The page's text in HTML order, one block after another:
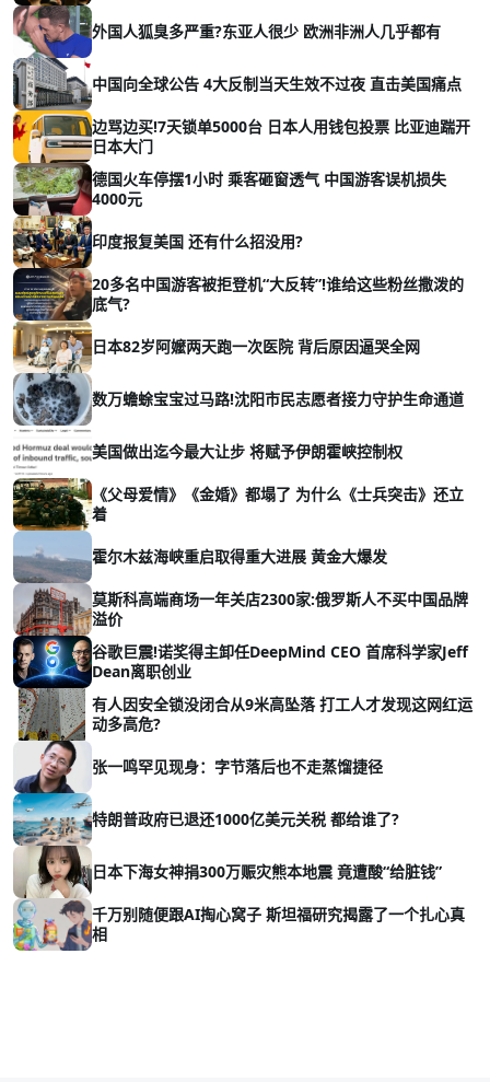
外国人狐臭多严重?东亚人很少 欧洲非洲人几乎都有
中国向全球公告 4大反制当天生效不过夜 直击美国痛点
边骂边买!7天锁单5000台 日本人用钱包投票 比亚迪踹开
日本大门
德国火车停摆1小时 乘客砸窗透气 中国游客误机损失
4000元
印度报复美国 还有什么招没用?
20多名中国游客被拒登机“大反转”!谁给这些粉丝撒泼的
底气?
日本82岁阿嬤两天跑一次医院 背后原因逼哭全网
数万蟾蜍宝宝过马路!沈阳市民志愿者接力守护生命通道
美国做出迄今最大让步 将赋予伊朗霍峡控制权
《父母爱情》《金婚》都塌了 为什么《士兵突击》还立
着
霍尔木兹海峡重启取得重大进展 黄金大爆发
莫斯科高端商场一年关店2300家:俄罗斯人不买中国品牌
溢价
谷歌巨震!诺奖得主卸任DeepMind CEO 首席科学家Jeff
Dean离职创业
有人因安全锁没闭合从9米高坠落 打工人才发现这网红运
动多高危?
张一鸣罕见现身：字节落后也不走蒸馏捷径
特朗普政府已退还1000亿美元关税 都给谁了?
日本下海女神捐300万赈灾熊本地震 竟遭酸“给脏钱”
千万别随便跟AI掏心窝子 斯坦福研究揭露了一个扎心真
相